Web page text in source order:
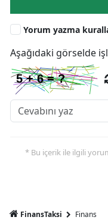
Yorum yazma
Aşağıdaki görselde
* Bu içerik ile ilgili
FinansTaksi Finans